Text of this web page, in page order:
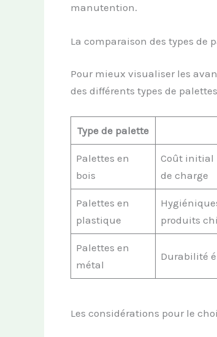
manutention.
La comparaison des types de
Pour mieux visualiser les
des différents types de
Type de palette
Palettes en
bois
Coût initial
de charge
Palettes en
plastique
produits
Palettes en
métal
Durabilité
Les considérations pour le